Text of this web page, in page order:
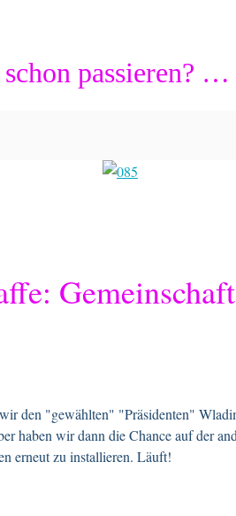
passieren? …
Gemeinschaft
den "gewählten" "Präsidenten"
haben wir dann die Chance auf der
erneut zu installieren. Läuft!